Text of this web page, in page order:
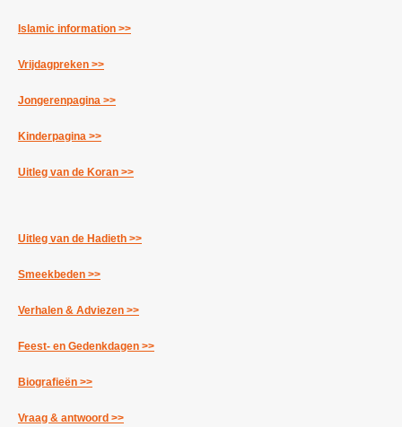
Islamic information >>
Vrijdagpreken >>
Jongerenpagina >>
Kinderpagina >>
Uitleg van de Koran >>
Uitleg van de Hadieth >>
Smeekbeden >>
Verhalen & Adviezen >>
Feest- en Gedenkdagen >>
Biografieën >>
Vraag & antwoord >>